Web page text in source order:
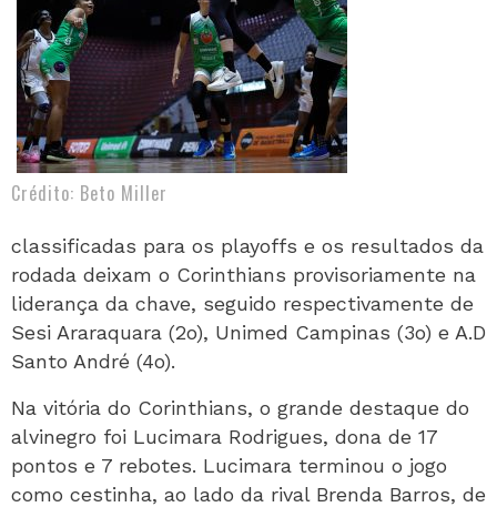
Crédito: Beto Miller
classificadas para os playoffs e os resultados da
rodada deixam o Corinthians provisoriamente na
liderança da chave, seguido respectivamente de
Sesi Araraquara (2o), Unimed Campinas (3o) e A.D
Santo André (4o).
Na vitória do Corinthians, o grande destaque do
alvinegro foi Lucimara Rodrigues, dona de 17
pontos e 7 rebotes. Lucimara terminou o jogo
como cestinha, ao lado da rival Brenda Barros, de